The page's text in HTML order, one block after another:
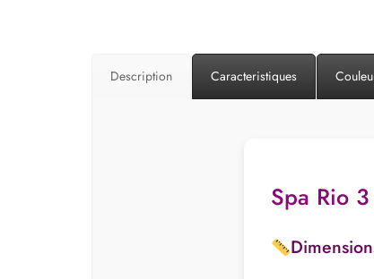
Description Caracteristiques
Spa Rio